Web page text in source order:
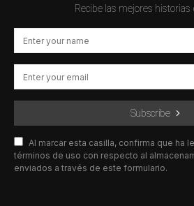
Recibe las mejores historias
Subscribe
Al marcar esta casilla, confirma que ha
términos de uso con respecto al
enviados a través de este formulario.